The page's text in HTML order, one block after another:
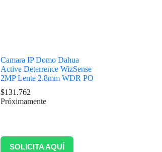
Camara IP Domo Dahua
Active Deterrence WizSense
2MP Lente 2.8mm WDR PO
$131.762
Próximamente
SOLICITA AQUÍ